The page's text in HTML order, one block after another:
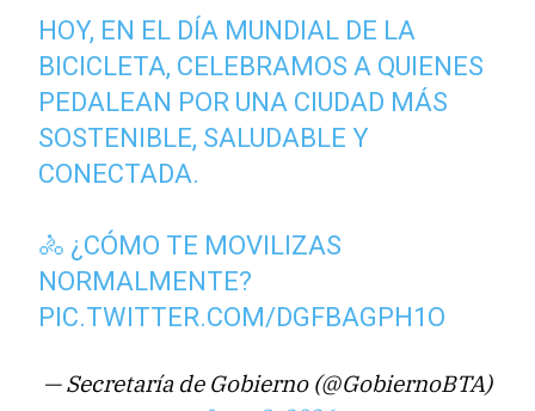
HOY, EN EL DÍA MUNDIAL DE LA
BICICLETA, CELEBRAMOS A QUIENES
PEDALEAN POR UNA CIUDAD MÁS
SOSTENIBLE, SALUDABLE Y
CONECTADA.
🚴 ¿CÓMO TE MOVILIZAS
NORMALMENTE?
PIC.TWITTER.COM/DGFBAGPH1O
— Secretaría de Gobierno (@GobiernoBTA)